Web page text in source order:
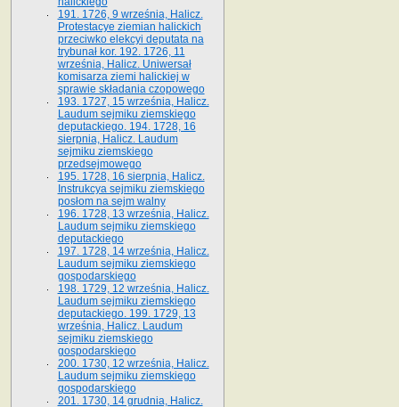
191. 1726, 9 września, Halicz.
Protestacye ziemian halickich
przeciwko elekcyi deputata na
trybunał kor. 192. 1726, 11
września, Halicz. Uniwersał
komisarza ziemi halickiej w
sprawie składania czopowego
193. 1727, 15 września, Halicz.
Laudum sejmiku ziemskiego
deputackiego. 194. 1728, 16
sierpnia, Halicz. Laudum
sejmiku ziemskiego
przedsejmowego
195. 1728, 16 sierpnia, Halicz.
Instrukcya sejmiku ziemskiego
posłom na sejm walny
196. 1728, 13 września, Halicz.
Laudum sejmiku ziemskiego
deputackiego
197. 1728, 14 września, Halicz.
Laudum sejmiku ziemskiego
gospodarskiego
198. 1729, 12 września, Halicz.
Laudum sejmiku ziemskiego
deputackiego. 199. 1729, 13
września, Halicz. Laudum
sejmiku ziemskiego
gospodarskiego
200. 1730, 12 września, Halicz.
Laudum sejmiku ziemskiego
gospodarskiego
201. 1730, 14 grudnia, Halicz.